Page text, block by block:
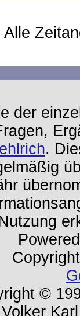
Alle
der
.
©
Volker